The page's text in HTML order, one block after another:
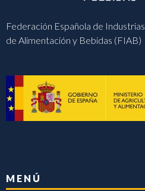
Federación Española de Industrias
de Alimentación y Bebidas (FIAB)
MENÚ